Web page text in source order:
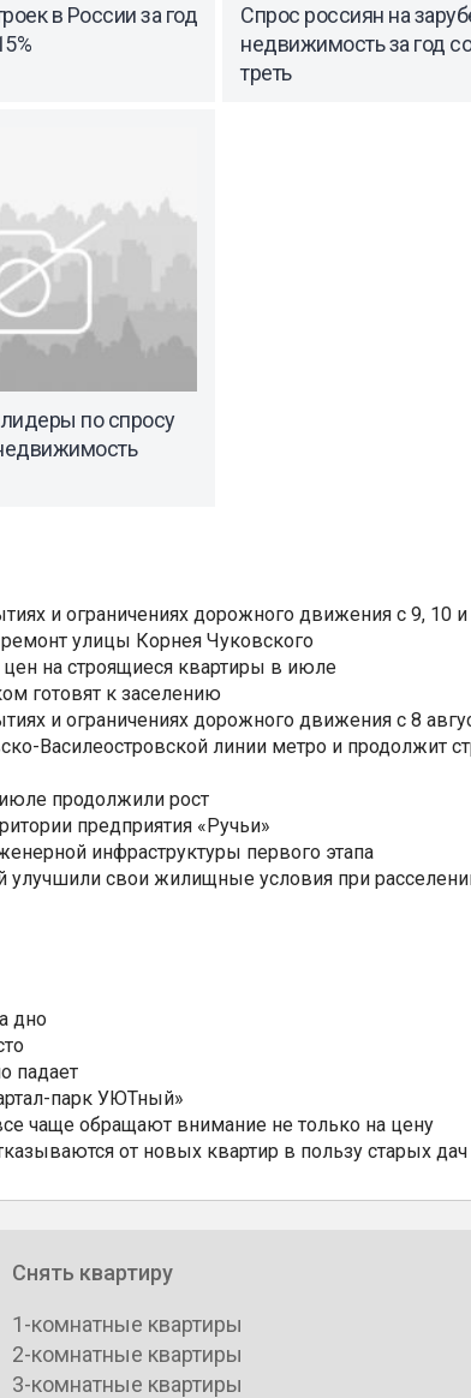
в России за год
Спрос россиян на
недвижимость за год
треть
по спросу
и ограничениях дорожного движения с 9, 10 и
улицы Корнея Чуковского
на строящиеся квартиры в июле
готовят к заселению
и ограничениях дорожного движения с 8
Василеостровской линии метро и продолжит
продолжили рост
предприятия «Ручьи»
инфраструктуры первого этапа
улучшили свои жилищные условия при
дно
падает
парк УЮТный»
чаще обращают внимание не только на цену
от новых квартир в пользу старых дач
Снять квартиру
1-комнатные квартиры
2-комнатные квартиры
3-комнатные квартиры